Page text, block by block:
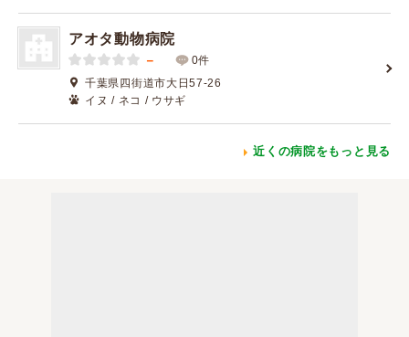
アオタ動物病院
－
0件
千葉県四街道市大日57-26
イヌ / ネコ / ウサギ
近くの病院をもっと見る